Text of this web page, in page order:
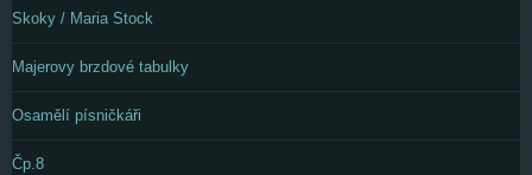
Skoky / Maria Stock
Majerovy brzdové tabulky
Osamělí písničkáři
Čp.8